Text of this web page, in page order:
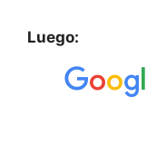
Luego: